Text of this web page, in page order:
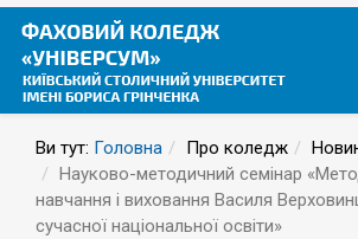
Ви тут: Головна Про коледж
Науково-методичний семінар
навчання і виховання Василя
сучасної національної освіти»